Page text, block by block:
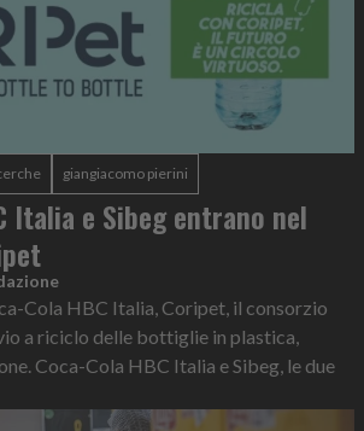
giangiacomo pierini
Italia e Sibeg entrano nel
Cola HBC Italia, Coripet, il consorzio
a riciclo delle bottiglie in plastica,
Coca-Cola HBC Italia e Sibeg, le due